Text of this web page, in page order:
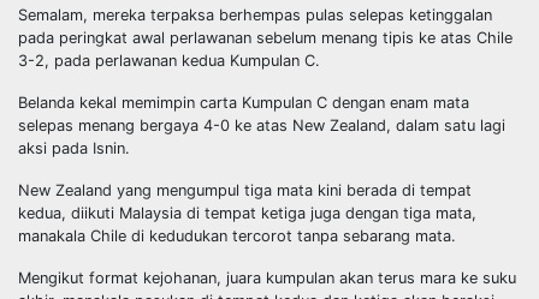
Semalam, mereka terpaksa berhempas pulas selepas ketinggalan
pada peringkat awal perlawanan sebelum menang tipis ke atas Chile
3-2, pada perlawanan kedua Kumpulan C.
Belanda kekal memimpin carta Kumpulan C dengan enam mata
selepas menang bergaya 4-0 ke atas New Zealand, dalam satu lagi
aksi pada Isnin.
New Zealand yang mengumpul tiga mata kini berada di tempat
kedua, diikuti Malaysia di tempat ketiga juga dengan tiga mata,
manakala Chile di kedudukan tercorot tanpa sebarang mata.
Mengikut format kejohanan, juara kumpulan akan terus mara ke suku